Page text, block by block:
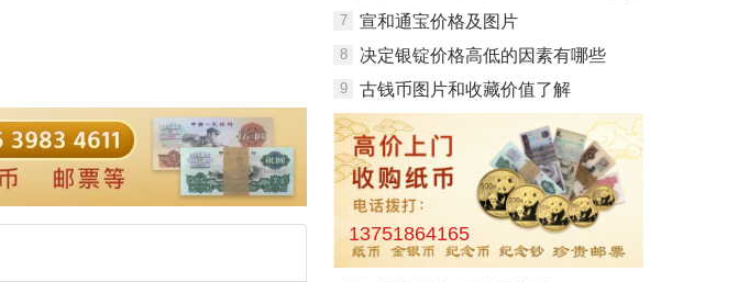
7 宣和通宝价格及图片
8 决定银锭价格高低的因素有哪些
9 古钱币图片和收藏价值了解
13751864165